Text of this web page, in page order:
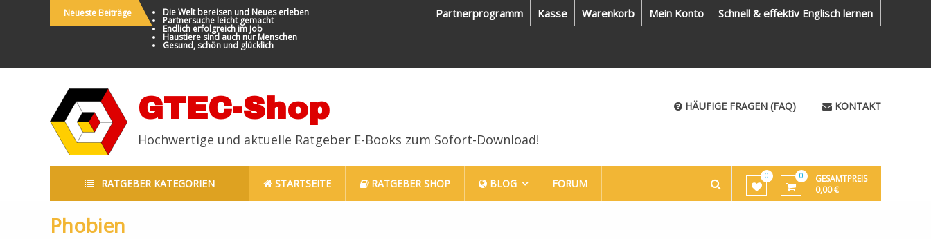
Neueste Beiträge Die Welt bereisen und Neues erleben
Partnersuche leicht gemacht
Endlich erfolgreich im Job
Haustiere sind auch nur Menschen
Gesund, schön und glücklich
Partnerprogramm Kasse Warenkorb Mein Konto Schnell & effektiv Englisch lernen
GTEC-Shop
Hochwertige und aktuelle Ratgeber E-Books zum Sofort-Download!
HÄUFIGE FRAGEN (FAQ) KONTAKT
RATGEBER KATEGORIEN STARTSEITE RATGEBER SHOP BLOG FORUM
0 0
GESAMTPREIS
0,00€
Phobien